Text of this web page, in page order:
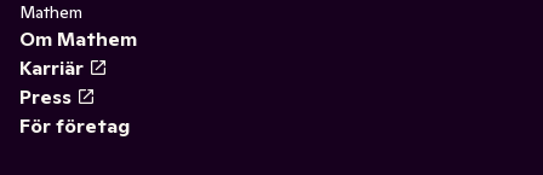
Mathem
Om Mathem
Karriär
Press
För företag